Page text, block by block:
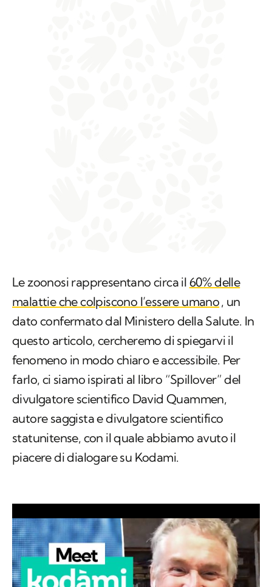
Le zoonosi rappresentano circa il 60% delle
malattie che colpiscono l’essere umano, un
dato confermato dal Ministero della Salute. In
questo articolo, cercheremo di spiegarvi il
fenomeno in modo chiaro e accessibile. Per
farlo, ci siamo ispirati al libro “Spillover” del
divulgatore scientifico David Quammen,
autore saggista e divulgatore scientifico
statunitense, con il quale abbiamo avuto il
piacere di dialogare su Kodami.